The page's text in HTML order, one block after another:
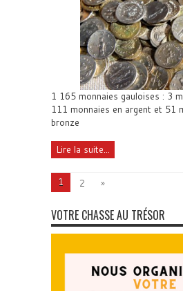
1 165 monnaies gauloises : 3
111 monnaies en argent et 51
bronze
Lire la suite...
1 2 »
VOTRE CHASSE AU TRÉSOR